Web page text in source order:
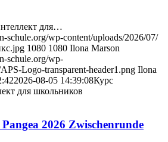
для…
schule.org/wp-content/uploads/2026/07/
1080 1080 Ilona Marson
schule.org/wp-
Logo-transparent-header1.png Ilona
2026-08-05 14:39:08Курс
для школьников
2026 Zwischenrunde